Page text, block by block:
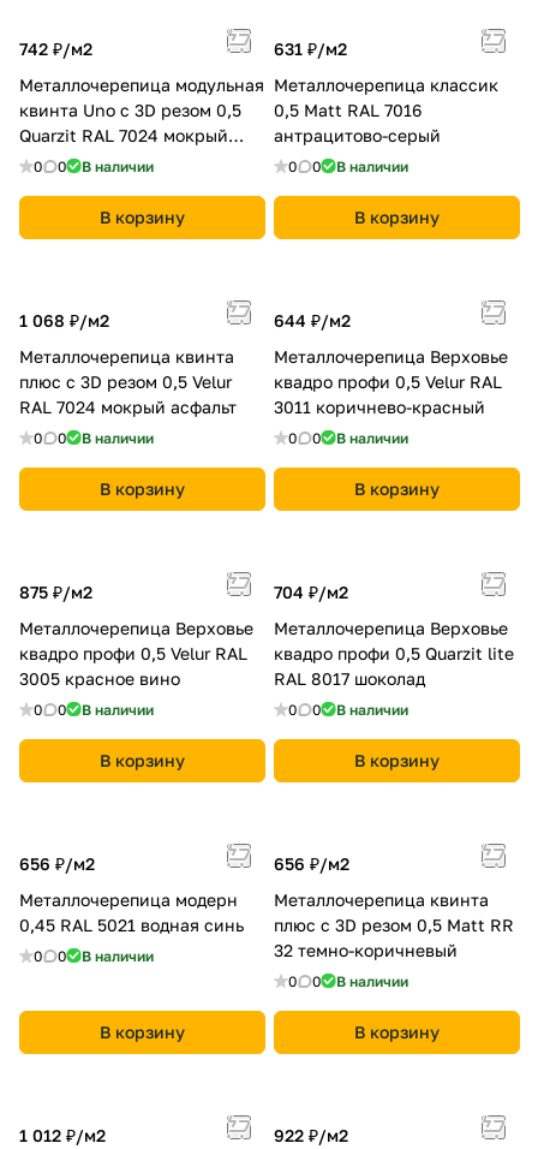
742 ₽/м2
Металлочерепица модульная
квинта Uno c 3D резом 0,5
Quarzit RAL 7024 мокрый
асфальт
0 0 В наличии
В корзину
631 ₽/м2
Металлочерепица классик
0,5 Мatt RAL 7016
антрацитово-серый
0 0 В наличии
В корзину
1 068 ₽/м2
Металлочерепица квинта
плюс c 3D резом 0,5 Velur
RAL 7024 мокрый асфальт
0 0 В наличии
В корзину
644 ₽/м2
Металлочерепица Верховье
квадро профи 0,5 Velur RAL
3011 коричнево-красный
0 0 В наличии
В корзину
875 ₽/м2
Металлочерепица Верховье
квадро профи 0,5 Velur RAL
3005 красное вино
0 0 В наличии
В корзину
704 ₽/м2
Металлочерепица Верховье
квадро профи 0,5 Quarzit lite
RAL 8017 шоколад
0 0 В наличии
В корзину
656 ₽/м2
Металлочерепица модерн
0,45 RAL 5021 водная синь
0 0 В наличии
В корзину
656 ₽/м2
Металлочерепица квинта
плюс c 3D резом 0,5 Мatt RR
32 темно-коричневый
0 0 В наличии
В корзину
1 012 ₽/м2
922 ₽/м2